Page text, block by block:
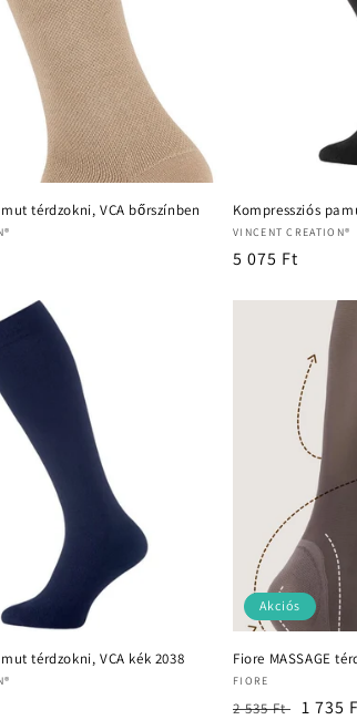
térdzokni, VCA bőrszínben Kompressziós
Forgalmazó:
VINCENT CREATION®
Normál
5 075 Ft
térdzokni, VCA kék 2038
Akciós
Fiore MASSAGE
Forgalmazó:
FIORE
Normál
2 535 Ft Akciós
1 735